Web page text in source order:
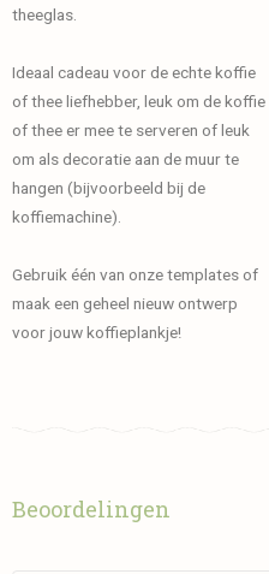
theeglas.
Ideaal cadeau voor de echte koffie
of thee liefhebber, leuk om de koffie
of thee er mee te serveren of leuk
om als decoratie aan de muur te
hangen (bijvoorbeeld bij de
koffiemachine).
Gebruik één van onze templates of
maak een geheel nieuw ontwerp
voor jouw koffieplankje!
Beoordelingen